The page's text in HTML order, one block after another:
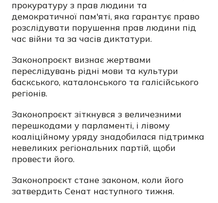
прокуратуру з прав людини та
демократичної пам'яті, яка гарантує право
розслідувати порушення прав людини під
час війни та за часів диктатури.
Законопроєкт визнає жертвами
переслідувань рідні мови та культури
баскського, каталонського та галісійського
регіонів.
Законопроєкт зіткнувся з величезними
перешкодами у парламенті, і лівому
коаліційному уряду знадобилася підтримка
невеликих регіональних партій, щоби
провести його.
Законопроєкт стане законом, коли його
затвердить Сенат наступного тижня.